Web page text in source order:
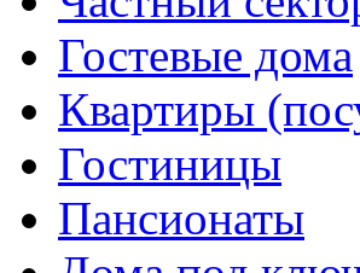
Гостевые дома
Квартиры
Гостиницы
Пансионаты